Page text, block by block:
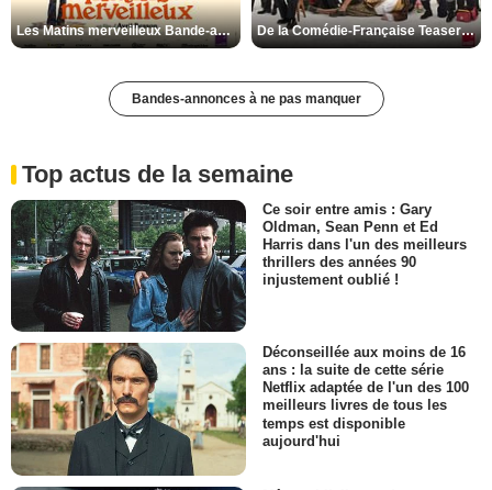
Les Matins merveilleux Bande-annonce VF De la Comédie-Française Teaser VF
Bandes-annonces à ne pas manquer
Top actus de la semaine
Ce soir entre amis : Gary
Oldman, Sean Penn et Ed
Harris dans l'un des meilleurs
thrillers des années 90
injustement oublié !
Déconseillée aux moins de 16
ans : la suite de cette série
Netflix adaptée de l'un des 100
meilleurs livres de tous les
temps est disponible
aujourd'hui